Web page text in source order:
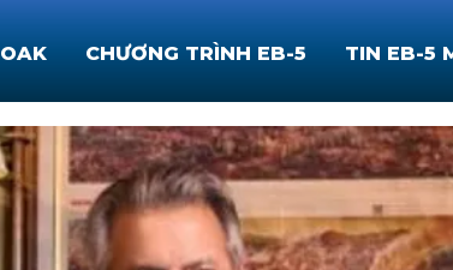
CHƯƠNG TRÌNH EB-5 TIN EB-5